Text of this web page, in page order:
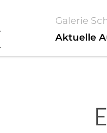
Galerie
Aktuelle